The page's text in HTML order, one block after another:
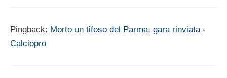
Pingback: Morto un tifoso del Parma, gara rinviata -
Calciopro